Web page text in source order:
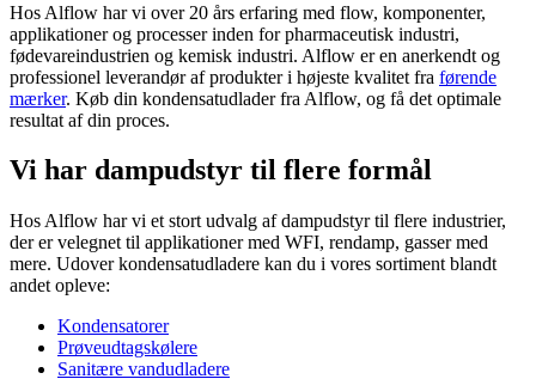
Hos Alflow har vi over 20 års erfaring med flow, komponenter,
applikationer og processer inden for pharmaceutisk industri,
fødevareindustrien og kemisk industri. Alflow er en anerkendt og
professionel leverandør af produkter i højeste kvalitet fra førende
mærker. Køb din kondensatudlader fra Alflow, og få det optimale
resultat af din proces.
Vi har dampudstyr til flere formål
Hos Alflow har vi et stort udvalg af dampudstyr til flere industrier,
der er velegnet til applikationer med WFI, rendamp, gasser med
mere. Udover kondensatudladere kan du i vores sortiment blandt
andet opleve:
Kondensatorer
Prøveudtagskølere
Sanitære vandudladere